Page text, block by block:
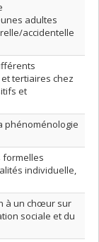
adultes
accidentelle
tertiaires chez
et
phénoménologie
formelles
individuelle,
à un chœur sur
sociale et du